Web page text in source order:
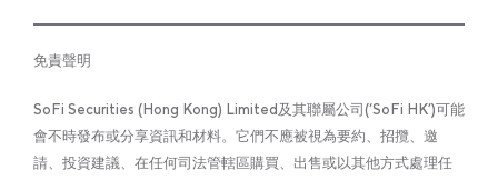
免責聲明
SoFi Securities (Hong Kong) Limited及其聯屬公司(‘SoFi HK’)可能
會不時發布或分享資訊和材料。它們不應被視為要約、招攬、邀
請、投資建議、在任何司法管轄區購買、出售或以其他方式處理任